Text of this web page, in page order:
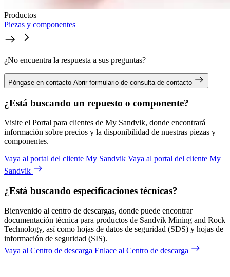
Productos
Piezas y componentes
¿No encuentra la respuesta a sus preguntas?
Póngase en contacto Abrir formulario de consulta de contacto
¿Está buscando un repuesto o componente?
Visite el Portal para clientes de My Sandvik, donde encontrará
información sobre precios y la disponibilidad de nuestras piezas y
componentes.
Vaya al portal del cliente My Sandvik Vaya al portal del cliente My
Sandvik
¿Está buscando especificaciones técnicas?
Bienvenido al centro de descargas, donde puede encontrar
documentación técnica para productos de Sandvik Mining and Rock
Technology, así como hojas de datos de seguridad (SDS) y hojas de
información de seguridad (SIS).
Vaya al Centro de descarga Enlace al Centro de descarga